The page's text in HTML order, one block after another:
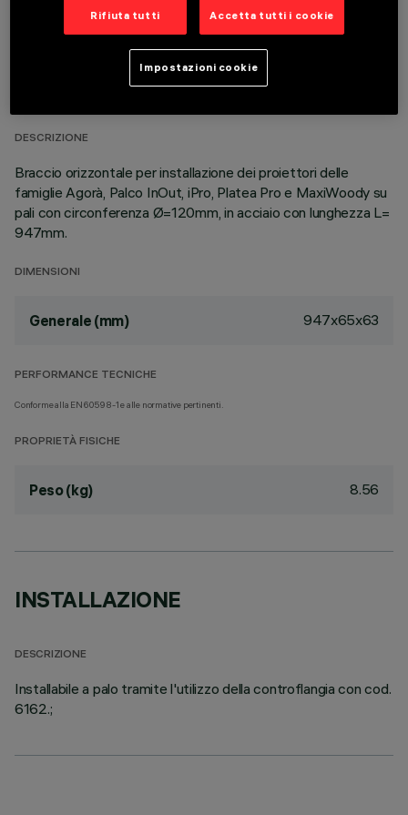
DATI TECNICI
DESCRIZIONE
Braccio orizzontale per installazione dei proiettori delle
famiglie Agorà, Palco InOut, iPro, Platea Pro e MaxiWoody su
pali con circonferenza Ø=120mm, in acciaio con lunghezza L=
947mm.
DIMENSIONI
Generale (mm) 947x65x63
PERFORMANCE TECNICHE
Conforme alla EN60598-1 e alle normative pertinenti.
PROPRIETÀ FISICHE
Peso (kg) 8.56
INSTALLAZIONE
DESCRIZIONE
Installabile a palo tramite l'utilizzo della controflangia con cod.
6162.;
Rifiuta tutti Accetta tutti i cookie
Impostazioni cookie